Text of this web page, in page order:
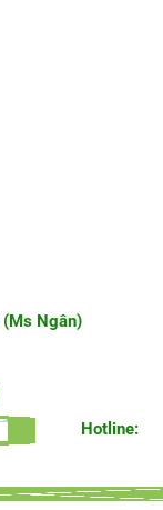
(Ms Ngân)
Hotline: